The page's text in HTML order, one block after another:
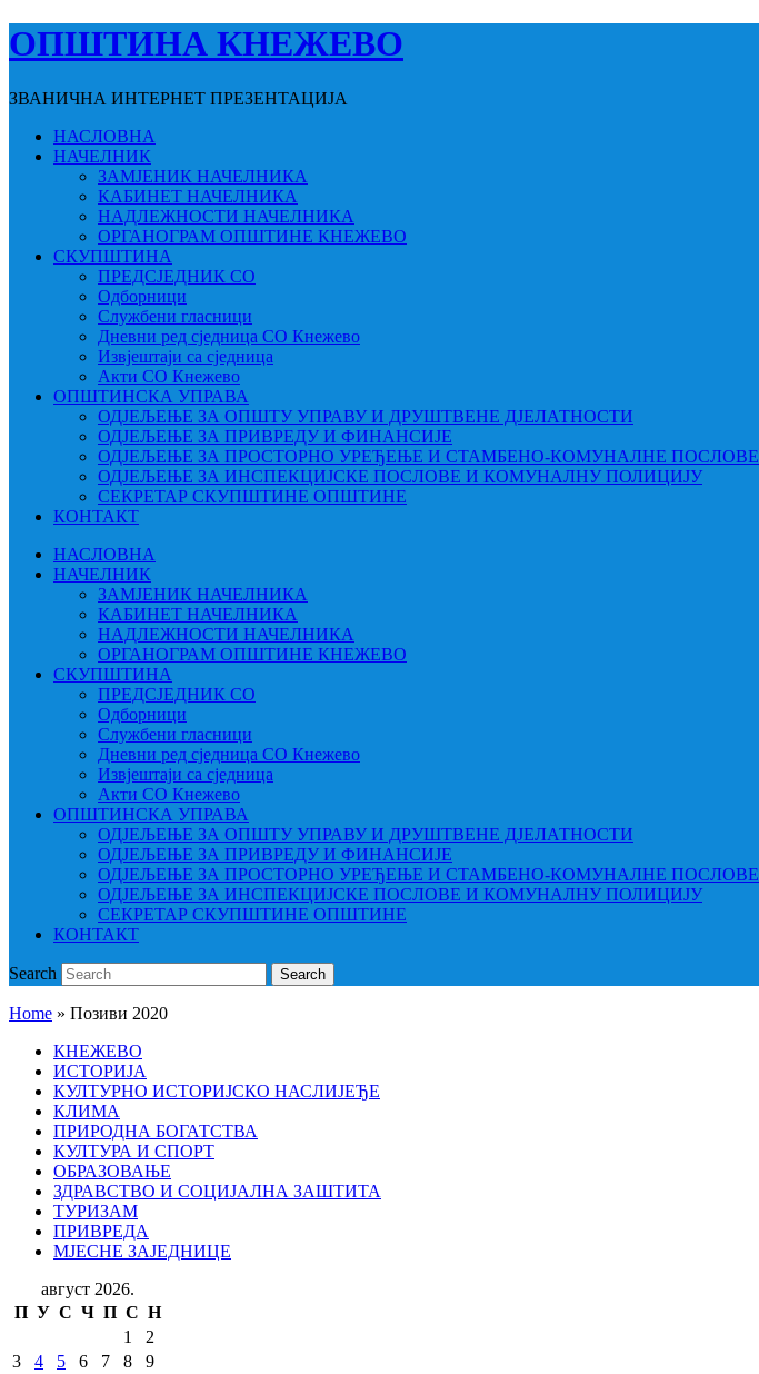
ОПШТИНА КНЕЖЕВО
ЗВАНИЧНА ИНТЕРНЕТ ПРЕЗЕНТАЦИЈА
НАСЛОВНА
НАЧЕЛНИК
ЗАМЈЕНИК НАЧЕЛНИКА
КАБИНЕТ НАЧЕЛНИКА
НАДЛЕЖНОСТИ НАЧЕЛНИКА
ОРГАНОГРАМ ОПШТИНЕ КНЕЖЕВО
СКУПШТИНА
ПРЕДСЈЕДНИК СО
Одборници
Службени гласници
Дневни ред сједница СО Кнежево
Извјештаји са сједница
Акти СО Кнежево
ОПШТИНСКА УПРАВА
ОДЈЕЉЕЊЕ ЗА ОПШТУ УПРАВУ И ДРУШТВЕНЕ ДЈЕЛАТНОСТИ
ОДЈЕЉЕЊЕ ЗА ПРИВРЕДУ И ФИНАНСИЈЕ
ОДЈЕЉЕЊЕ ЗА ПРОСТОРНО УРЕЂЕЊЕ И СТАМБЕНО-КОМУНАЛНЕ ПОСЛОВЕ
ОДЈЕЉЕЊЕ ЗА ИНСПЕКЦИЈСКЕ ПОСЛОВЕ И КОМУНАЛНУ ПОЛИЦИЈУ
СЕКРЕТАР СКУПШТИНЕ ОПШТИНЕ
КОНТАКТ
НАСЛОВНА
НАЧЕЛНИК
ЗАМЈЕНИК НАЧЕЛНИКА
КАБИНЕТ НАЧЕЛНИКА
НАДЛЕЖНОСТИ НАЧЕЛНИКА
ОРГАНОГРАМ ОПШТИНЕ КНЕЖЕВО
СКУПШТИНА
ПРЕДСЈЕДНИК СО
Одборници
Службени гласници
Дневни ред сједница СО Кнежево
Извјештаји са сједница
Акти СО Кнежево
ОПШТИНСКА УПРАВА
ОДЈЕЉЕЊЕ ЗА ОПШТУ УПРАВУ И ДРУШТВЕНЕ ДЈЕЛАТНОСТИ
ОДЈЕЉЕЊЕ ЗА ПРИВРЕДУ И ФИНАНСИЈЕ
ОДЈЕЉЕЊЕ ЗА ПРОСТОРНО УРЕЂЕЊЕ И СТАМБЕНО-КОМУНАЛНЕ ПОСЛОВЕ
ОДЈЕЉЕЊЕ ЗА ИНСПЕКЦИЈСКЕ ПОСЛОВЕ И КОМУНАЛНУ ПОЛИЦИЈУ
СЕКРЕТАР СКУПШТИНЕ ОПШТИНЕ
КОНТАКТ
Search Search
Home » Позиви 2020
КНЕЖЕВО
ИСТОРИЈА
КУЛТУРНО ИСТОРИЈСКО НАСЛИЈЕЂЕ
КЛИМА
ПРИРОДНА БОГАТСТВА
КУЛТУРА И СПОРТ
ОБРАЗОВАЊЕ
ЗДРАВСТВО И СОЦИЈАЛНА ЗАШТИТА
ТУРИЗАМ
ПРИВРЕДА
МЈЕСНЕ ЗАЈЕДНИЦЕ
август 2026.
П У С Ч П С Н
1
2
3
4 5 6 7 8
9